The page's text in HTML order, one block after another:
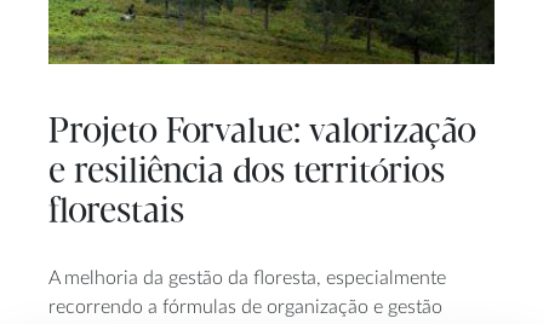
Projeto Forvalue: valorização
e resiliência dos territórios
florestais
A melhoria da gestão da floresta, especialmente
recorrendo a fórmulas de organização e gestão